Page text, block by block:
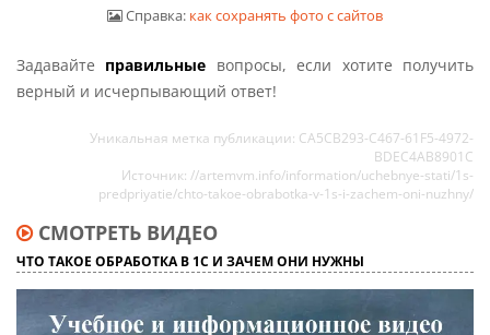
Справка: как сохранять фото с сайтов
Задавайте правильные вопросы, если хотите получить
верный и исчерпывающий ответ!
Уникальная метка публикации: CA5CB293-C467-61F5-4972-
BDEC4AB8901C
Источник: //artemvm.info/information/uchebnye-stati/1s-
predpriyatie/chto-takoe-obrabotka-v-1s-i-zachem-oni-nuzhny/
СМОТРЕТЬ ВИДЕО
ЧТО ТАКОЕ ОБРАБОТКА В 1С И ЗАЧЕМ ОНИ НУЖНЫ